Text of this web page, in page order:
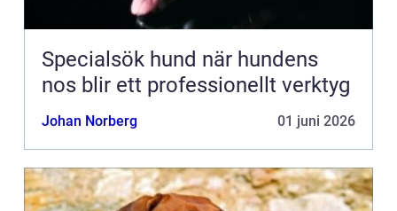
Specialsök hund när hundens
nos blir ett professionellt verktyg
Johan Norberg 01 juni 2026